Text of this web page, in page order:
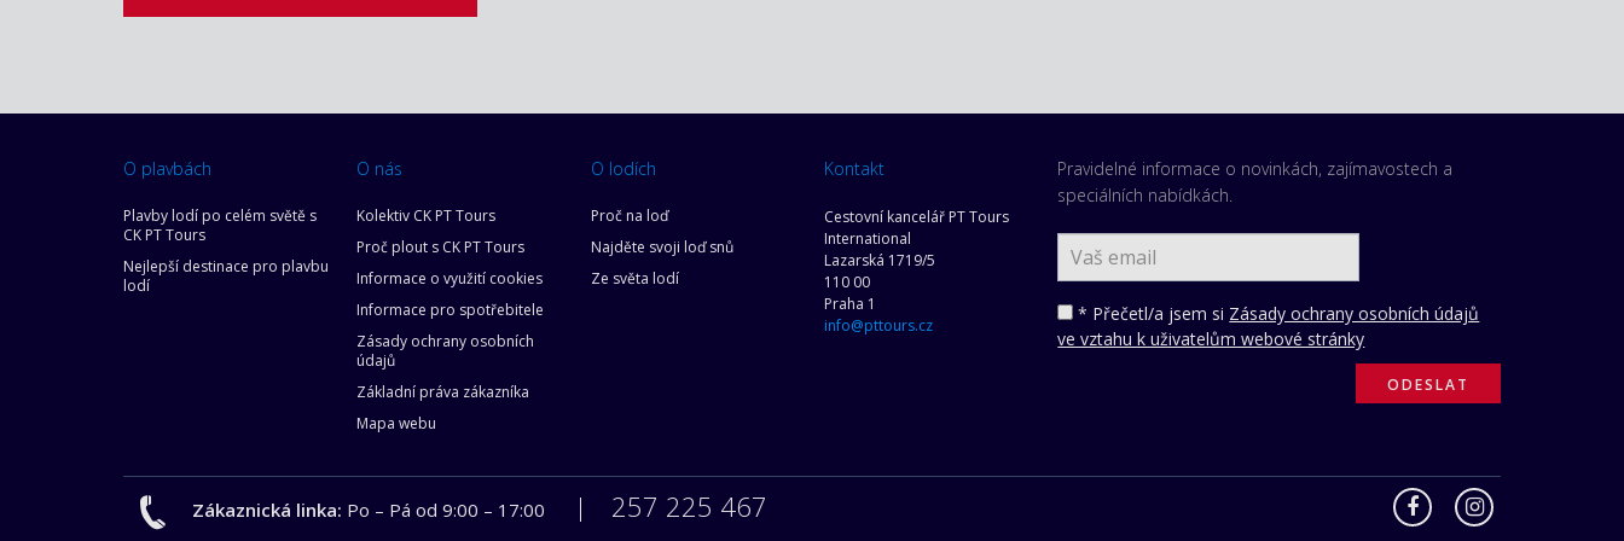
O plavbách
Plavby lodí po celém světě s
CK PT Tours
Nejlepší destinace pro plavbu
lodí
O nás
Kolektiv CK PT Tours
Proč plout s CK PT Tours
Informace o využití cookies
Informace pro spotřebitele
Zásady ochrany osobních
údajů
Základní práva zákazníka
Mapa webu
O lodích
Proč na loď
Najděte svoji loď snů
Ze světa lodí
Kontakt
Cestovní kancelář PT Tours
International
Lazarská 1719/5
110 00
Praha 1
info@pttours.cz
Pravidelné informace o novinkách, zajímavostech a
speciálních nabídkách.
* Přečetl/a jsem si Zásady ochrany osobních údajů
ve vztahu k uživatelům webové stránky
Zákaznická linka: Po – Pá od 9:00 – 17:00 257 225 467